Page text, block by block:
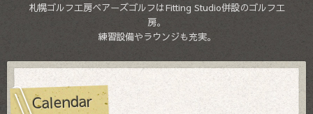
札幌ゴルフ工房ベアーズゴルフはFitting Studio併設のゴルフ工
房。
練習設備やラウンジも充実。
Calendar